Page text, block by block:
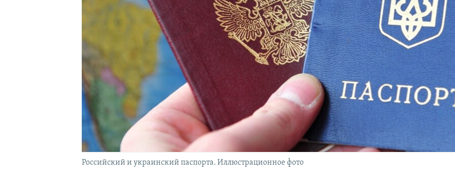
Российский и украинский паспорта. Иллюстрационное фото